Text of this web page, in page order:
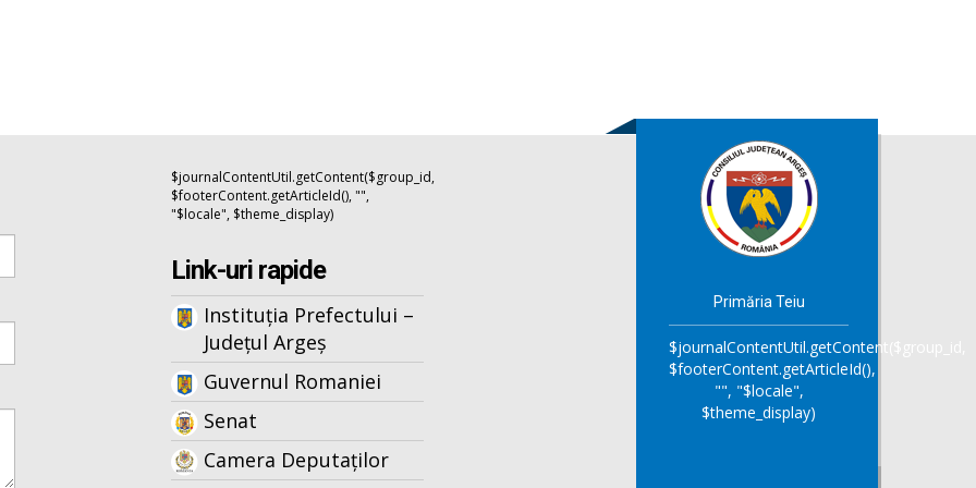
$journalContentUtil.getContent($group_id,
$footerContent.getArticleId(), "",
"$locale", $theme_display)
Link-uri rapide
Instituția Prefectului –
Județul Argeș
Guvernul Romaniei
Senat
Camera Deputaților
Primăria Teiu
$journalContentUtil.getContent($group_id,
$footerContent.getArticleId(),
"", "$locale",
$theme_display)